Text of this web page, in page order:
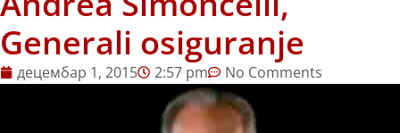
Generali osiguranje
децембар 1, 2015 2:57 pm No Comments